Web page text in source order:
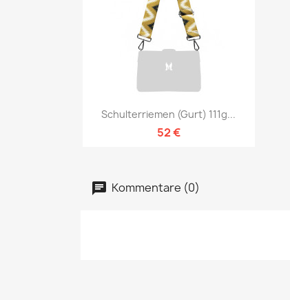
Vorschau
Schulterriemen (Gurt) 111g...
52 €
Kommentare (0)